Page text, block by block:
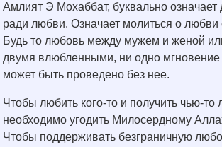
Амлият Э Мохаббат, буквально означает
ради любви. Означает молиться о любви
Будь то любовь между мужем и женой
двумя влюбленными, ни одно мгновение
может быть проведено без нее.
Чтобы любить кого-то и получить чью-то
необходимо угодить Милосердному
Чтобы поддерживать безграничную